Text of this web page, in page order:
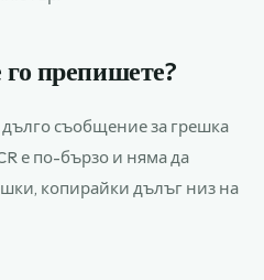
препишете?
дълго съобщение за грешка
е по-бързо и няма да
копирайки дълъг низ на